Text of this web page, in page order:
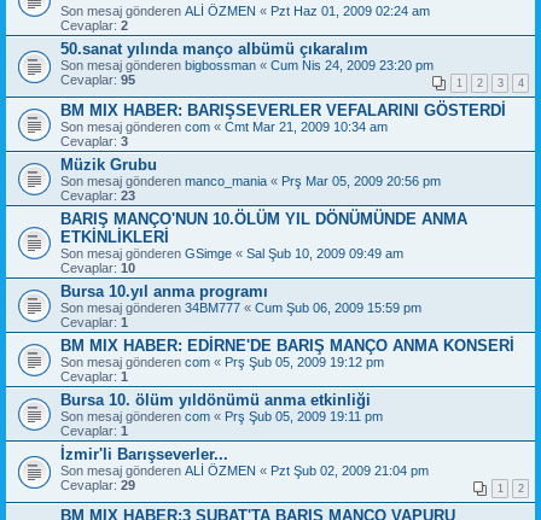
Son mesaj gönderen ALİ ÖZMEN « Pzt Haz 01, 2009 02:24 am
Cevaplar: 2
50.sanat yılında manço albümü çıkaralım
Son mesaj gönderen bigbossman « Cum Nis 24, 2009 23:20 pm
Cevaplar: 95 1 2 3 4
BM MIX HABER: BARIŞSEVERLER VEFALARINI GÖSTERDİ
Son mesaj gönderen com « Cmt Mar 21, 2009 10:34 am
Cevaplar: 3
Müzik Grubu
Son mesaj gönderen manco_mania « Prş Mar 05, 2009 20:56 pm
Cevaplar: 23
BARIŞ MANÇO'NUN 10.ÖLÜM YIL DÖNÜMÜNDE ANMA
ETKİNLİKLERİ
Son mesaj gönderen GSimge « Sal Şub 10, 2009 09:49 am
Cevaplar: 10
Bursa 10.yıl anma programı
Son mesaj gönderen 34BM777 « Cum Şub 06, 2009 15:59 pm
Cevaplar: 1
BM MIX HABER: EDİRNE'DE BARIŞ MANÇO ANMA KONSERİ
Son mesaj gönderen com « Prş Şub 05, 2009 19:12 pm
Cevaplar: 1
Bursa 10. ölüm yıldönümü anma etkinliği
Son mesaj gönderen com « Prş Şub 05, 2009 19:11 pm
Cevaplar: 1
İzmir'li Barışseverler...
Son mesaj gönderen ALİ ÖZMEN « Pzt Şub 02, 2009 21:04 pm
Cevaplar: 29 1 2
BM MIX HABER:3 ŞUBAT'TA BARIŞ MANÇO VAPURU